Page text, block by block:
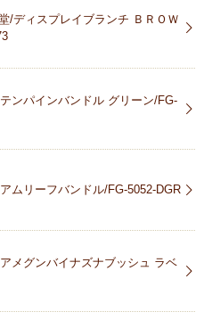
/ディスプレイブランチ ＢＲＯＷ
ンパインバンドル グリーン/FG-
ムリーフバンドル/FG-5052-DGR
メグンバイナズナブッシュ ラベ